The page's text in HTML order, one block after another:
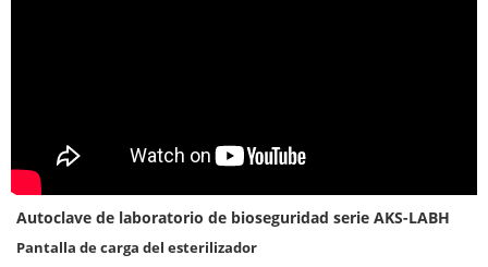
Autoclave de laboratorio de bioseguridad serie AKS-LABH
Pantalla de carga del esterilizador